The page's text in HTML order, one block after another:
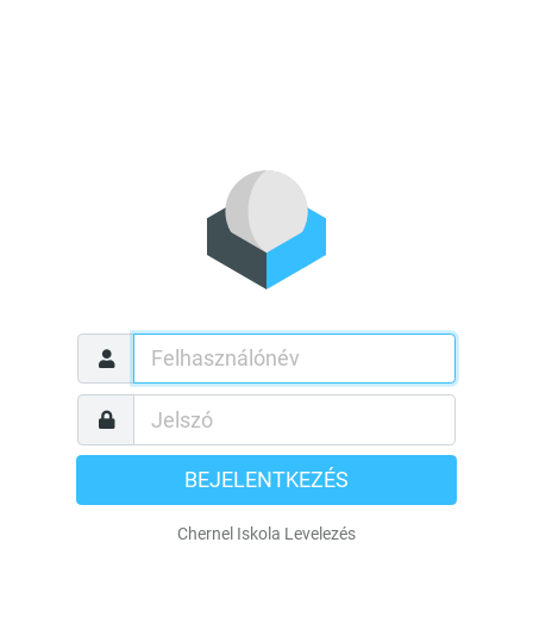
BEJELENTKEZÉS
Chernel Iskola Levelezés